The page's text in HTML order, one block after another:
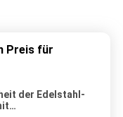
Preis für
der Edelstahl-